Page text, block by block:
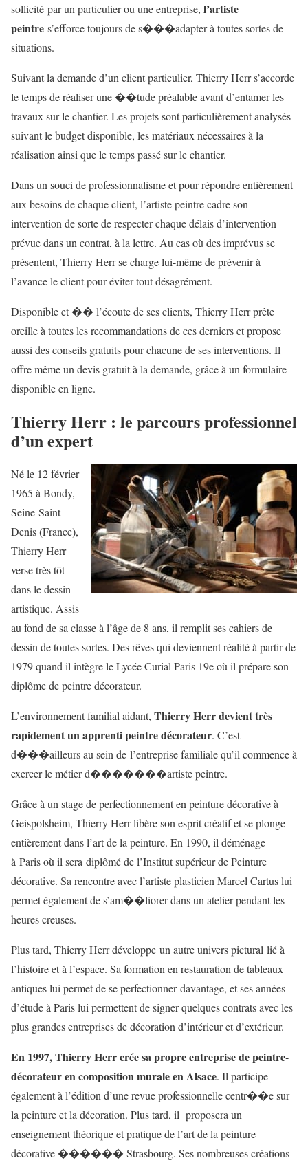
sollicité par un particulier ou une entreprise, l’artiste
peintre s’efforce toujours de s���adapter à toutes sortes de
situations.
Suivant la demande d’un client particulier, Thierry Herr s’accorde
le temps de réaliser une ��tude préalable avant d’entamer les
travaux sur le chantier. Les projets sont particulièrement analysés
suivant le budget disponible, les matériaux nécessaires à la
réalisation ainsi que le temps passé sur le chantier.
Dans un souci de professionnalisme et pour répondre entièrement
aux besoins de chaque client, l’artiste peintre cadre son
intervention de sorte de respecter chaque délais d’intervention
prévue dans un contrat, à la lettre. Au cas où des imprévus se
présentent, Thierry Herr se charge lui-même de prévenir à
l’avance le client pour éviter tout désagrément.
Disponible et �� l’écoute de ses clients, Thierry Herr prête
oreille à toutes les recommandations de ces derniers et propose
aussi des conseils gratuits pour chacune de ses interventions. Il
offre même un devis gratuit à la demande, grâce à un formulaire
disponible en ligne.
Thierry Herr : le parcours professionnel
d’un expert
Né le 12 février
1965 à Bondy,
Seine-Saint-
Denis (France),
Thierry Herr
verse très tôt
dans le dessin
artistique. Assis
au fond de sa classe à l’âge de 8 ans, il remplit ses cahiers de
dessin de toutes sortes. Des rêves qui deviennent réalité à partir de
1979 quand il intègre le Lycée Curial Paris 19e où il prépare son
diplôme de peintre décorateur.
L’environnement familial aidant, Thierry Herr devient très
rapidement un apprenti peintre décorateur. C’est
d���ailleurs au sein de l’entreprise familiale qu’il commence à
exercer le métier d�������artiste peintre.
Grâce à un stage de perfectionnement en peinture décorative à
Geispolsheim, Thierry Herr libère son esprit créatif et se plonge
entièrement dans l’art de la peinture. En 1990, il déménage
à Paris où il sera diplômé de l’Institut supérieur de Peinture
décorative. Sa rencontre avec l’artiste plasticien Marcel Cartus lui
permet également de s’am��liorer dans un atelier pendant les
heures creuses.
Plus tard, Thierry Herr développe un autre univers pictural lié à
l’histoire et à l’espace. Sa formation en restauration de tableaux
antiques lui permet de se perfectionner davantage, et ses années
d’étude à Paris lui permettent de signer quelques contrats avec les
plus grandes entreprises de décoration d’intérieur et d’extérieur.
En 1997, Thierry Herr crée sa propre entreprise de peintre-
décorateur en composition murale en Alsace. Il participe
également à l’édition d’une revue professionnelle centr��e sur
la peinture et la décoration. Plus tard, il proposera un
enseignement théorique et pratique de l’art de la peinture
décorative ������ Strasbourg. Ses nombreuses créations